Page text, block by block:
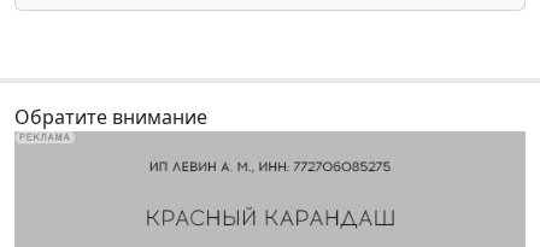
Обратите внимание